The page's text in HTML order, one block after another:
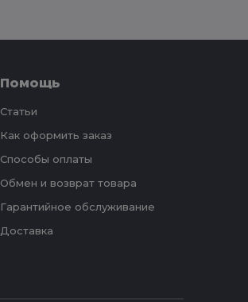
Помощь
Статьи
Как оформить заказ
Способы оплаты
Обмен и возврат товара
Гарантийное обслуживание
Доставка